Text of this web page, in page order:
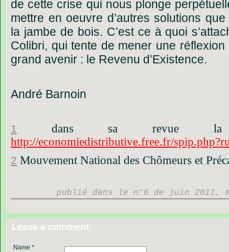
de cette crise qui nous plonge
mettre en oeuvre d’autres solutions que
la jambe de bois. C’est ce à quoi
Colibri, qui tente de mener une réflexion
grand avenir : le Revenu d’Existence.
.
André Barnoin
.
1 dans sa revue
la
http://economiedistributive.free.fr/
2 Mouvement National des Chômeurs et
.
publié dans le n°6 de juin 2011,
Leave a comment
Name *